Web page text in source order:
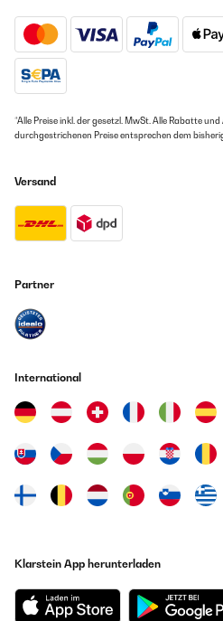
*Alle Preise inkl. der gesetzl. MwSt. Alle Rabatte
durchgestrichenen Preise entsprechen dem
Versand
Partner
International
Klarstein App herunterladen